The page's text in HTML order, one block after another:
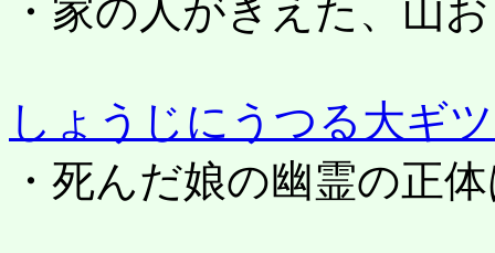
・家の人がきえた、山
しょうじにうつる大ギ
・死んだ娘の幽霊の正